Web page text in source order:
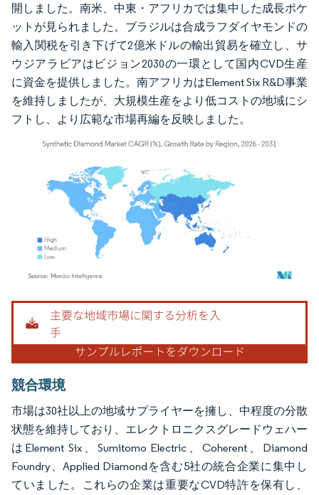
開しました。南米、中東・アフリカでは集中した成長ポケ
ットが見られました。ブラジルは合成ラフダイヤモンドの
輸入関税を引き下げて2億米ドルの輸出貿易を確立し、サ
ウジアラビアはビジョン2030の一環として国内CVD生産
に資金を提供しました。南アフリカはElement Six R&D事業
を維持しましたが、大規模生産をより低コストの地域にシ
フトし、より広範な市場再編を反映しました。
画像 © Mordor Intelligence。再利用にはCC BY 4.0の表示が必要です。
競合環境
市場は30社以上の地域サプライヤーを擁し、中程度の分散
状態を維持しており、エレクトロニクスグレードウェハー
はElement Six、Sumitomo Electric、Coherent、Diamond
Foundry、Applied Diamondを含む5社の統合企業に集中し
ていました。これらの企業は重要なCVD特許を保有し、